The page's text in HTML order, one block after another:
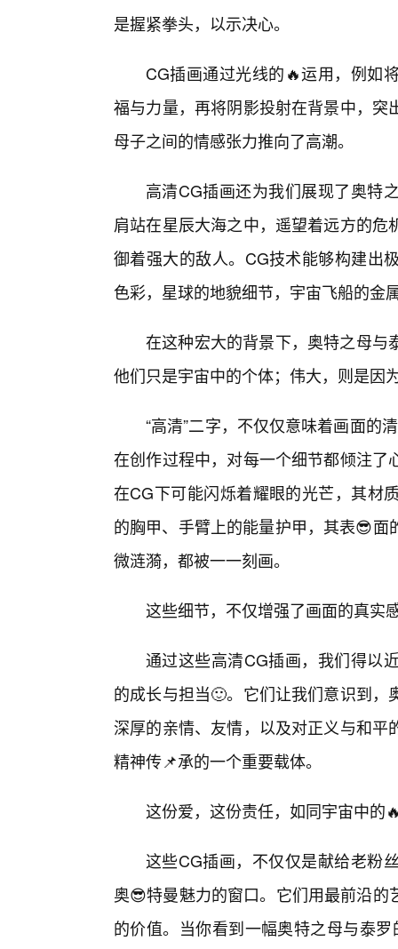
是握紧拳头，以示决心。
CG插画通过光线的🔥运用，例如
福与力量，再将阴影投射在背景中，
母子之间的情感张力推向了高潮。
高清CG插画还为我们展现了奥特
肩站在星辰大海之中，遥望着远方的
御着强大的敌人。CG技术能够构建出
色彩，星球的地貌细节，宇宙飞船的金
在这种宏大的背景下，奥特之母与
他们只是宇宙中的个体；伟大，则是因
“高清”二字，不仅仅意味着画面的
在创作过程中，对每一个细节都倾注
在CG下可能闪烁着耀眼的光芒，其材
的胸甲、手臂上的能量护甲，其表😎
微涟漪，都被一一刻画。
这些细节，不仅增强了画面的真实
通过这些高清CG插画，我们得以
的成长与担当🙂。它们让我们意识到
深厚的亲情、友情，以及对正义与和
精神传📌承的一个重要载体。
这份爱，这份责任，如同宇宙中的
这些CG插画，不仅仅是献给老粉
奥😎特曼魅力的窗口。它们用最前沿
的价值。当你看到一幅奥特之母与泰